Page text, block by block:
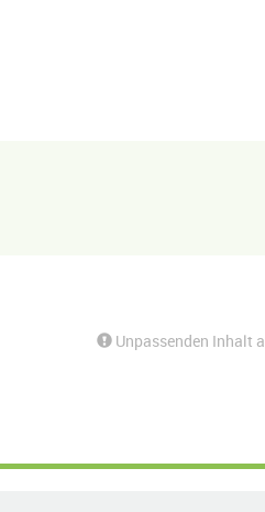
Unpassenden Inhalt